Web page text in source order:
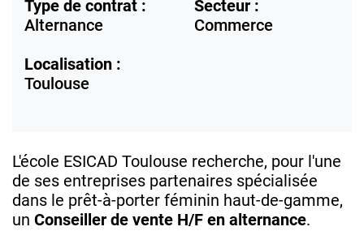
Type de contrat :
Alternance
Secteur :
Commerce
Localisation :
Toulouse
L'école ESICAD Toulouse recherche, pour l'une
de ses entreprises partenaires spécialisée
dans le prêt-à-porter féminin haut-de-gamme,
un Conseiller de vente H/F en alternance.